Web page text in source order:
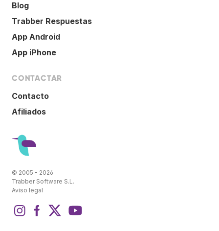
Blog
Trabber Respuestas
App Android
App iPhone
CONTACTAR
Contacto
Afiliados
© 2005 - 2026
Trabber Software S.L.
Aviso legal